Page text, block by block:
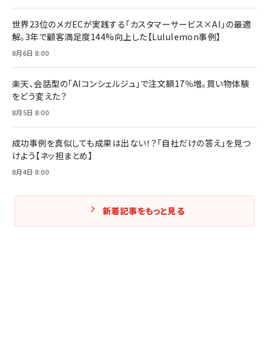
￥2,200
￥1,980
Amazonランキングをもっと見る
世界23位のメガECが実践する「カスタマーサービス×AI」の最適
解。3年で顧客満足度144%向上した【Lululemon事例】
8月6日 8:00
楽天、会話型の「AIコンシェルジュ」で注文額17％増。買い物体験
をどう変えた？
8月5日 8:00
成功事例を真似しても成果は出ない！？「自社だけの答え」を見つ
けよう【ネッ担まとめ】
8月4日 8:00
新着記事をもっと見る